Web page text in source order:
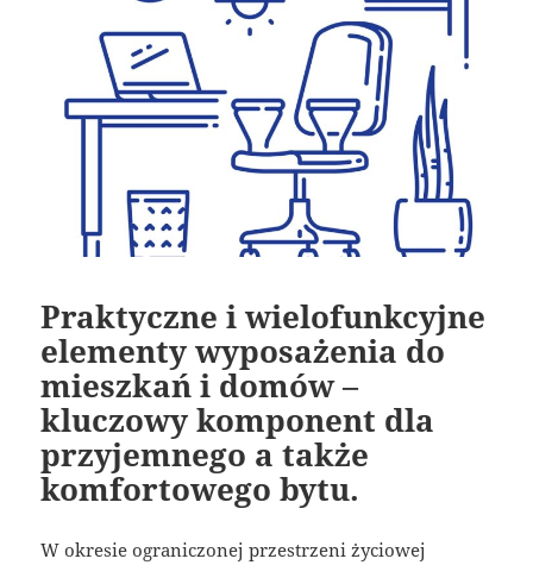
Praktyczne i wielofunkcyjne
elementy wyposażenia do
mieszkań i domów –
kluczowy komponent dla
przyjemnego a także
komfortowego bytu.
W okresie ograniczonej przestrzeni życiowej